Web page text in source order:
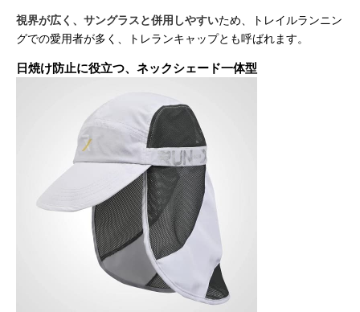
視界が広く、サングラスと併用しやすいため、トレイルランニン
グでの愛用者が多く、トレランキャップとも呼ばれます。
日焼け防止に役立つ、ネックシェード一体型